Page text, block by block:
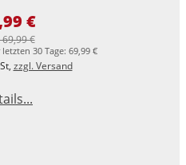
€
€
30 Tage: 69,99 €
zzgl. Versand